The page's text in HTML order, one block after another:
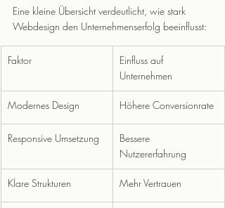
Eine kleine Übersicht verdeutlicht, wie stark
Webdesign den Unternehmenserfolg beeinflusst:
Faktor
Einfluss auf
Unternehmen
Modernes Design Höhere Conversionrate
Responsive Umsetzung
Bessere
Nutzererfahrung
Klare Strukturen Mehr Vertrauen